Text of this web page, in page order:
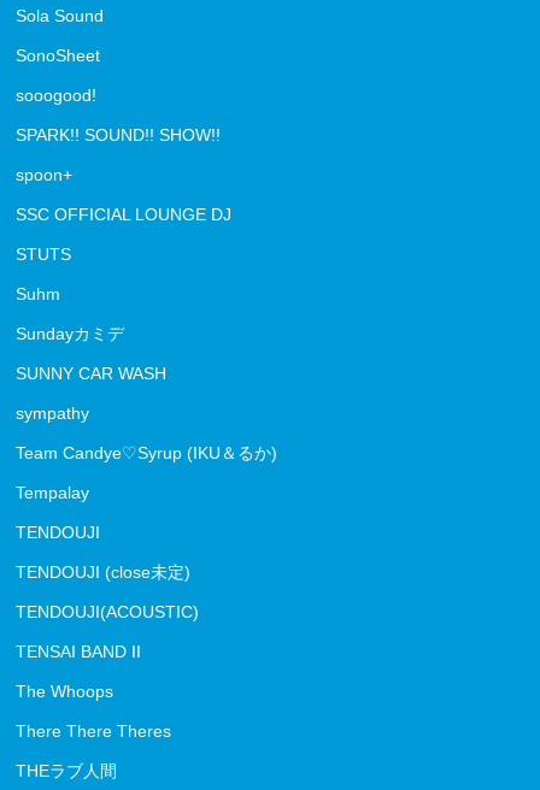
Sola Sound
SonoSheet
sooogood!
SPARK!! SOUND!! SHOW!!
spoon+
SSC OFFICIAL LOUNGE DJ
STUTS
Suhm
Sundayカミデ
SUNNY CAR WASH
sympathy
Team Candye♡Syrup (IKU＆るか)
Tempalay
TENDOUJI
TENDOUJI (close未定)
TENDOUJI(ACOUSTIC)
TENSAI BAND II
The Whoops
There There Theres
THEラブ人間